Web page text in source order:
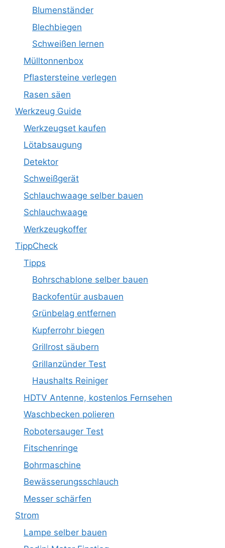
Blumenständer
Blechbiegen
Schweißen lernen
Mülltonnenbox
Pflastersteine verlegen
Rasen säen
Werkzeug Guide
Werkzeugset kaufen
Lötabsaugung
Detektor
Schweißgerät
Schlauchwaage selber bauen
Schlauchwaage
Werkzeugkoffer
TippCheck
Tipps
Bohrschablone selber bauen
Backofentür ausbauen
Grünbelag entfernen
Kupferrohr biegen
Grillrost säubern
Grillanzünder Test
Haushalts Reiniger
HDTV Antenne, kostenlos Fernsehen
Waschbecken polieren
Robotersauger Test
Fitschenringe
Bohrmaschine
Bewässerungsschlauch
Messer schärfen
Strom
Lampe selber bauen